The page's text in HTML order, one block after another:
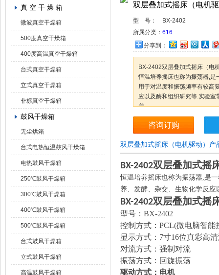
真 空 干 燥 箱
微波真空干燥箱
500度真空干燥箱
400度高温真空干燥箱
台式真空干燥箱
立式真空干燥箱
非标真空干燥箱
鼓风干燥箱
无尘烘箱
台式电热恒温鼓风干燥箱
电热鼓风干燥箱
250℃鼓风干燥箱
300℃鼓风干燥箱
400℃鼓风干燥箱
500℃鼓风干燥箱
台式鼓风干燥箱
立式鼓风干燥箱
高温鼓风干燥箱
双层叠加式摇床（电机
型 号：
BX-2402
所属分类： 616
分享到：
BX-2402双层叠加式摇床（电
恒温培养摇床也称为振荡器,是
用于对温度和振荡频率有较高
应以及酶和组织研究等.实验室
养。
咨询订购
双层叠加式摇床（电机驱动）产
BX-2402双层叠加式摇
恒温培养摇床也称为振荡器,是
养、发酵、杂交、生物化学反
BX-2402双层叠加式摇
型号：BX-2402
控制方式：PCL(微电脑智能
显示方式：7寸16位真彩高
对流方式：强制对流
振荡方式：回旋振荡
驱动方式： 电机